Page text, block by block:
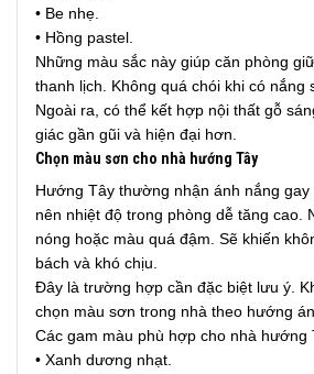
• Be nhẹ.
• Hồng pastel.
Những màu sắc này giúp căn phòng
thanh lịch. Không quá chói khi có nắng
Ngoài ra, có thể kết hợp nội thất gỗ
giác gần gũi và hiện đại hơn.
Chọn màu sơn cho nhà hướng Tây
Hướng Tây thường nhận ánh nắng gay
nên nhiệt độ trong phòng dễ tăng cao.
nóng hoặc màu quá đậm. Sẽ khiến
bách và khó chịu.
Đây là trường hợp cần đặc biệt lưu ý.
chọn màu sơn trong nhà theo hướng
Các gam màu phù hợp cho nhà hướng
• Xanh dương nhạt.